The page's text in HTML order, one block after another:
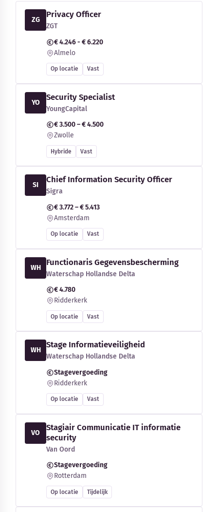
ZG
Privacy Officer
ZGT
€ 4.246 - € 6.220
Almelo
Op locatie Vast
YO
Security Specialist
YoungCapital
€ 3.500 – € 4.500
Zwolle
Hybride Vast
SI
Chief Information Security Officer
Sigra
€ 3.772 – € 5.413
Amsterdam
Op locatie Vast
WH
Functionaris Gegevensbescherming
Waterschap Hollandse Delta
€ 4.780
Ridderkerk
Op locatie Vast
WH
Stage Informatieveiligheid
Waterschap Hollandse Delta
Stagevergoeding
Ridderkerk
Op locatie Vast
VO
Stagiair Communicatie IT informatie
security
Van Oord
Stagevergoeding
Rotterdam
Op locatie Tijdelijk